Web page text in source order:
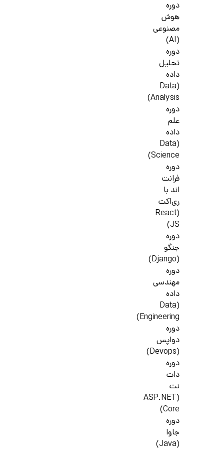
دوره
هوش
مصنوعی
(AI)
دوره
تحلیل
داده
(Data
Analysis)
دوره
علم
داده
(Data
Science)
دوره
فرانت
اند با
ری‌اکت
(React
JS)
دوره
جنگو
(Django)
دوره
مهندسی
داده
(Data
Engineering)
دوره
دواپس
(Devops)
دوره
دات
نت
(ASP.NET
Core)
دوره
جاوا
(Java)